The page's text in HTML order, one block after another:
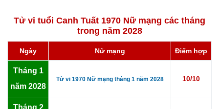
Tử vi tuổi Canh Tuất 1970 Nữ mạng các tháng
trong năm 2028
Ngày Nữ mạng Điểm hợp
Tháng 1
năm 2028
Tử vi 1970 Nữ mạng tháng 1 năm 2028 10/10
Tháng 2